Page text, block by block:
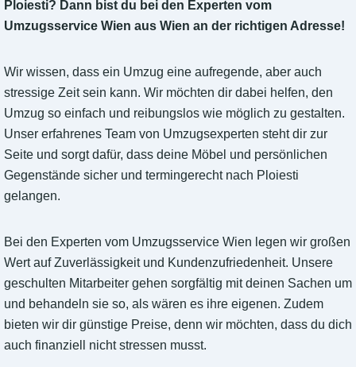
Ploiesti? Dann bist du bei den Experten vom
Umzugsservice Wien aus Wien an der richtigen Adresse!
Wir wissen, dass ein Umzug eine aufregende, aber auch
stressige Zeit sein kann. Wir möchten dir dabei helfen, den
Umzug so einfach und reibungslos wie möglich zu gestalten.
Unser erfahrenes Team von Umzugsexperten steht dir zur
Seite und sorgt dafür, dass deine Möbel und persönlichen
Gegenstände sicher und termingerecht nach Ploiesti
gelangen.
Bei den Experten vom Umzugsservice Wien legen wir großen
Wert auf Zuverlässigkeit und Kundenzufriedenheit. Unsere
geschulten Mitarbeiter gehen sorgfältig mit deinen Sachen um
und behandeln sie so, als wären es ihre eigenen. Zudem
bieten wir dir günstige Preise, denn wir möchten, dass du dich
auch finanziell nicht stressen musst.